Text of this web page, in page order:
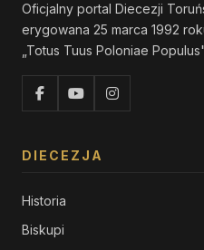
Oficjalny portal Diecezji
erygowana 25 marca 1992
„Totus Tuus Poloniae
DIECEZJA
Historia
Biskupi